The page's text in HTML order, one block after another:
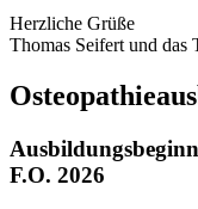
Herzliche Grüße
Thomas Seifert und das
F.O. 2026